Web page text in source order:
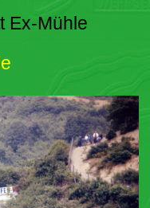
Ex-Mühle